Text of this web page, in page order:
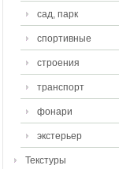
сад, парк
спортивные
строения
транспорт
фонари
экстерьер
Текстуры